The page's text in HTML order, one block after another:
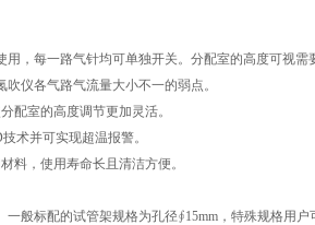
，每一路气针均可单独开关。分配室的高度可视
仪各气路气流量大小不一的弱点。
配室的高度调节更加灵活。
技术并可实现超温报警。
料，使用寿命长且清洁方便。
一般标配的试管架规格为孔径∮15mm ，特殊规格用